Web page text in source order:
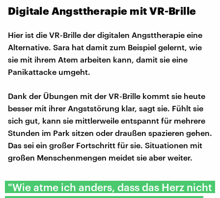
Digitale Angsttherapie mit VR-Brille
Hier ist die VR-Brille der digitalen Angsttherapie eine
Alternative. Sara hat damit zum Beispiel gelernt, wie
sie mit ihrem Atem arbeiten kann, damit sie eine
Panikattacke umgeht.
Dank der Übungen mit der VR-Brille kommt sie heute
besser mit ihrer Angststörung klar, sagt sie. Fühlt sie
sich gut, kann sie mittlerweile entspannt für mehrere
Stunden im Park sitzen oder draußen spazieren gehen.
Das sei ein großer Fortschritt für sie. Situationen mit
großen Menschenmengen meidet sie aber weiter.
"Wie atme ich anders, dass das Herz nicht